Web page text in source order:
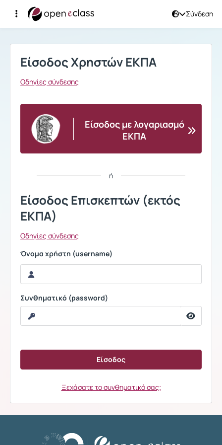
Σύνδεση
Σύνδεση
Είσοδος Χρηστών ΕΚΠΑ
Οδηγίες σύνδεσης
Είσοδος με λογαριασμό
ΕΚΠΑ
ή
Είσοδος Επισκεπτών (εκτός
ΕΚΠΑ)
Οδηγίες σύνδεσης
Όνομα χρήστη (username)
Συνθηματικό (password)
Ξεχάσατε το συνθηματικό σας;